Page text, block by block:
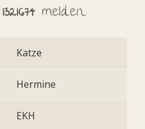
melden.
Katze
Hermine
EKH